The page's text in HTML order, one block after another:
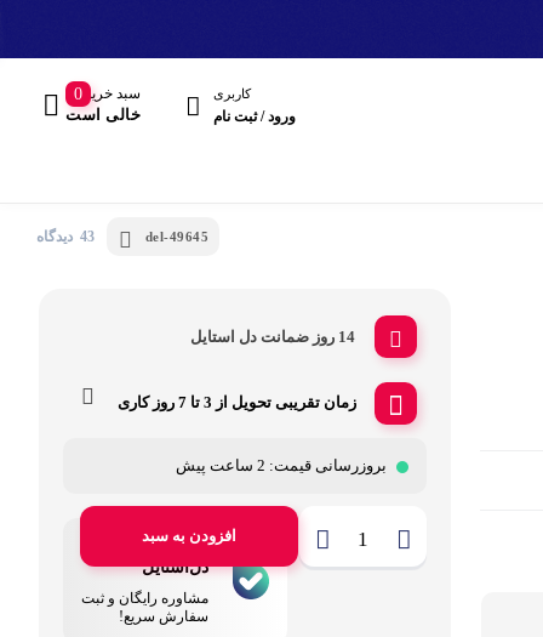
کاربری
ورود / ثبت نام
سبد خرید
خالی است
0
del-49645 43 دیدگاه
14 روز ضمانت دل استایل
زمان تقریبی تحویل از 3 تا 7 روز کاری
بروزرسانی قیمت: 2 ساعت پیش
افزودن به سبد
پشتیبانی
دل‌استایل
مشاوره رایگان و ثبت
سفارش سریع!